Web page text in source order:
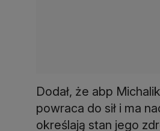
Dodał, że abp
powraca do sił i ma
określają stan jego